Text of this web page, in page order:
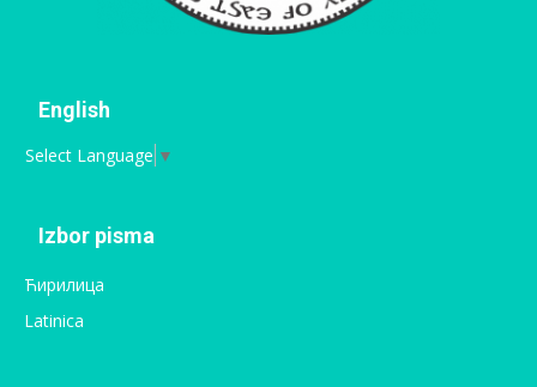
English
Select Language ▼
Izbor pisma
Ћирилица
Latinica